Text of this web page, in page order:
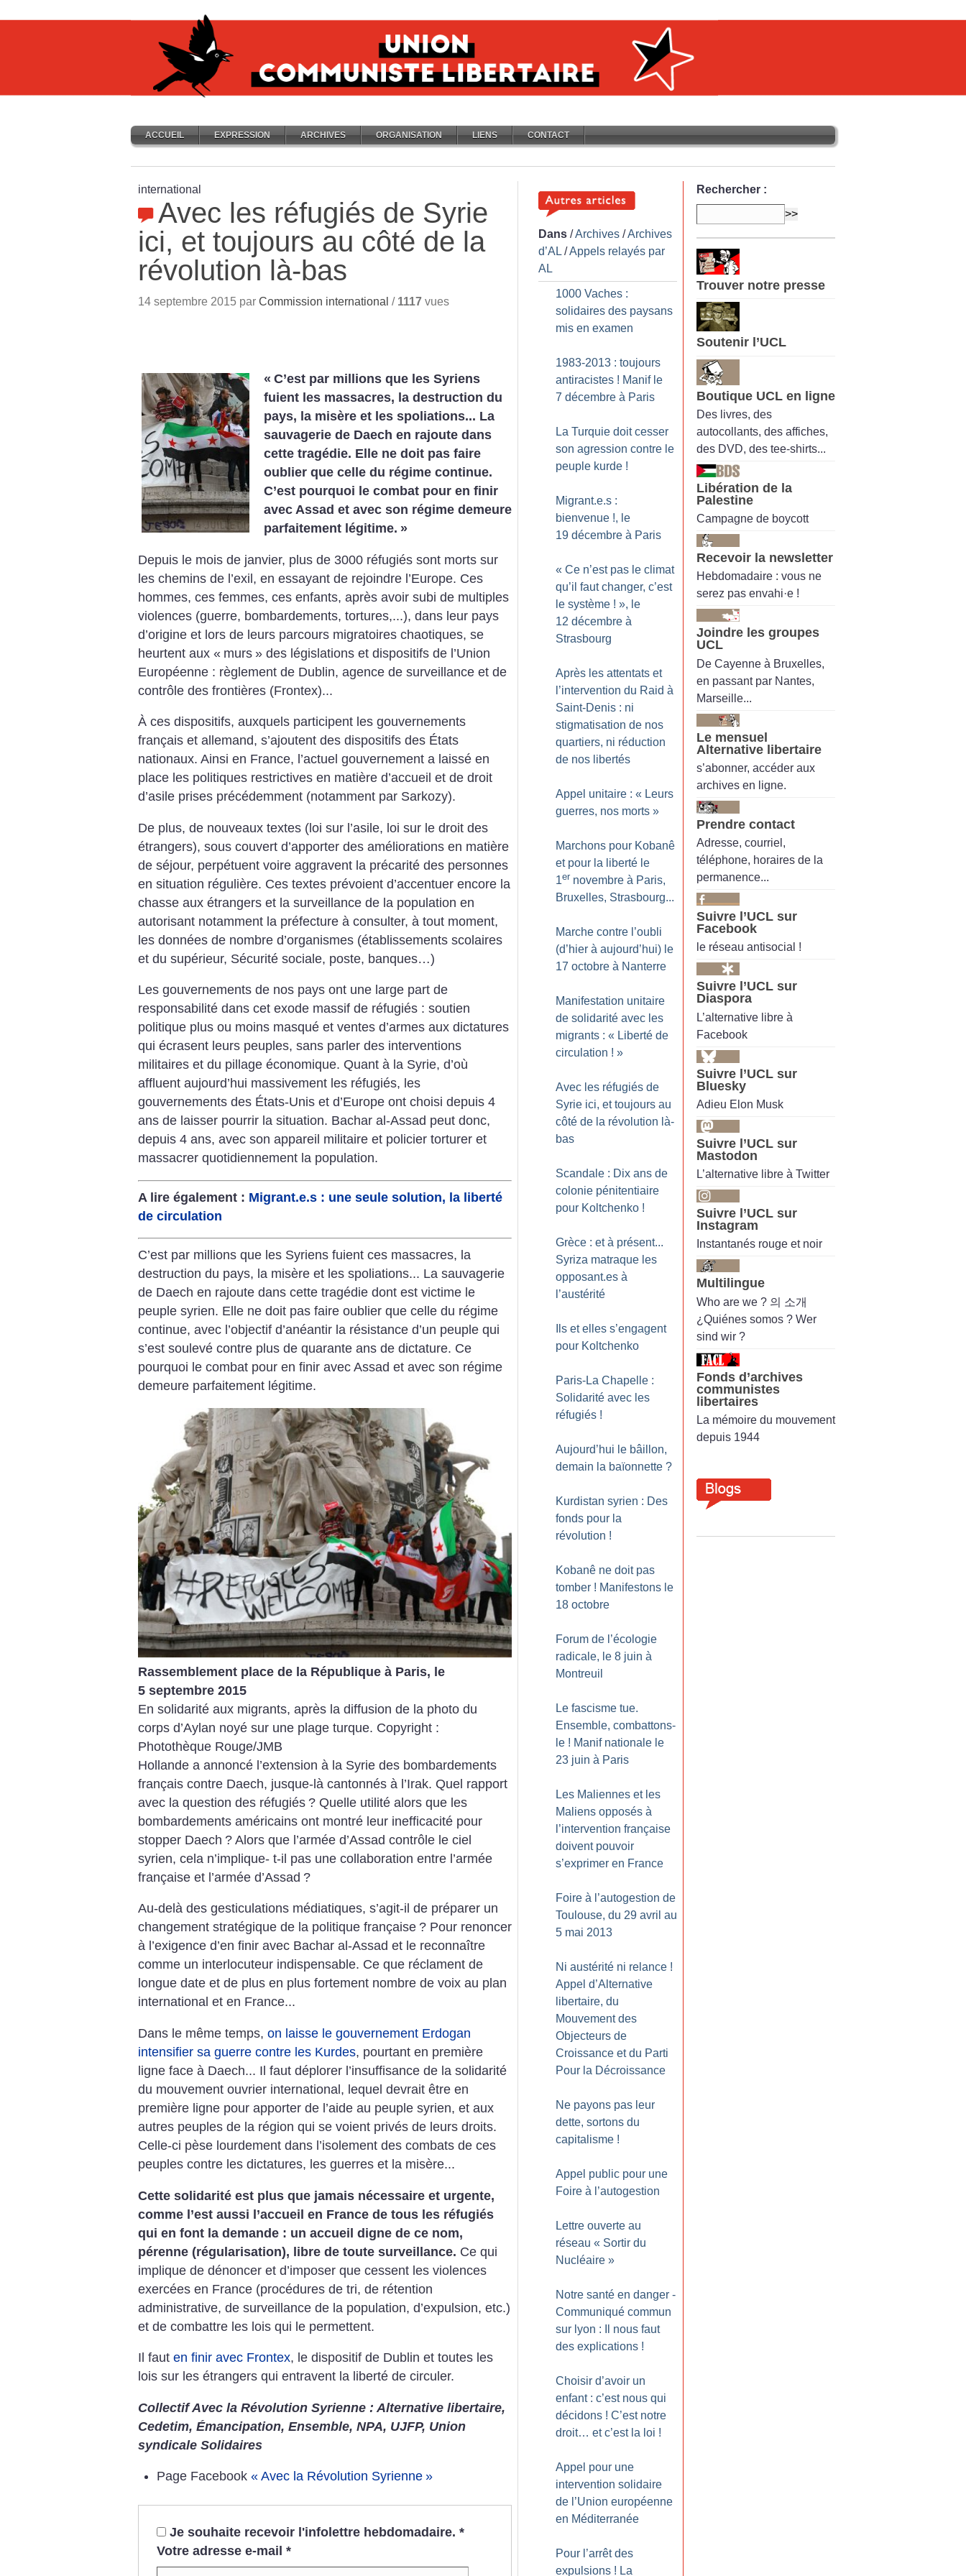
ACCUEIL EXPRESSION ARCHIVES ORGANISATION LIENS CONTACT
international
Avec les réfugiés de Syrie
ici, et toujours au côté de la
révolution là-bas
14 septembre 2015 par Commission international / 1117 vues
« C’est par millions que les Syriens
fuient les massacres, la destruction du
pays, la misère et les spoliations... La
sauvagerie de Daech en rajoute dans
cette tragédie. Elle ne doit pas faire
oublier que celle du régime continue.
C’est pourquoi le combat pour en finir
avec Assad et avec son régime demeure
parfaitement légitime. »
Depuis le mois de janvier, plus de 3000 réfugiés sont morts sur
les chemins de l’exil, en essayant de rejoindre l’Europe. Ces
hommes, ces femmes, ces enfants, après avoir subi de multiples
violences (guerre, bombardements, tortures,...), dans leur pays
d’origine et lors de leurs parcours migratoires chaotiques, se
heurtent aux « murs » des législations et dispositifs de l’Union
Européenne : règlement de Dublin, agence de surveillance et de
contrôle des frontières (Frontex)...
À ces dispositifs, auxquels participent les gouvernements
français et allemand, s’ajoutent des dispositifs des États
nationaux. Ainsi en France, l’actuel gouvernement a laissé en
place les politiques restrictives en matière d’accueil et de droit
d’asile prises précédemment (notamment par Sarkozy).
De plus, de nouveaux textes (loi sur l’asile, loi sur le droit des
étrangers), sous couvert d’apporter des améliorations en matière
de séjour, perpétuent voire aggravent la précarité des personnes
en situation régulière. Ces textes prévoient d’accentuer encore la
chasse aux étrangers et la surveillance de la population en
autorisant notamment la préfecture à consulter, à tout moment,
les données de nombre d’organismes (établissements scolaires
et du supérieur, Sécurité sociale, poste, banques…)
Les gouvernements de nos pays ont une large part de
responsabilité dans cet exode massif de réfugiés : soutien
politique plus ou moins masqué et ventes d’armes aux dictatures
qui écrasent leurs peuples, sans parler des interventions
militaires et du pillage économique. Quant à la Syrie, d’où
affluent aujourd’hui massivement les réfugiés, les
gouvernements des États-Unis et d’Europe ont choisi depuis 4
ans de laisser pourrir la situation. Bachar al-Assad peut donc,
depuis 4 ans, avec son appareil militaire et policier torturer et
massacrer quotidiennement la population.
A lire également : Migrant.e.s : une seule solution, la liberté
de circulation
C’est par millions que les Syriens fuient ces massacres, la
destruction du pays, la misère et les spoliations... La sauvagerie
de Daech en rajoute dans cette tragédie dont est victime le
peuple syrien. Elle ne doit pas faire oublier que celle du régime
continue, avec l’objectif d’anéantir la résistance d’un peuple qui
s’est soulevé contre plus de quarante ans de dictature. Ce
pourquoi le combat pour en finir avec Assad et avec son régime
demeure parfaitement légitime.
Rassemblement place de la République à Paris, le
5 septembre 2015
En solidarité aux migrants, après la diffusion de la photo du
corps d’Aylan noyé sur une plage turque. Copyright :
Photothèque Rouge/JMB
Hollande a annoncé l’extension à la Syrie des bombardements
français contre Daech, jusque-là cantonnés à l’Irak. Quel rapport
avec la question des réfugiés ? Quelle utilité alors que les
bombardements américains ont montré leur inefficacité pour
stopper Daech ? Alors que l’armée d’Assad contrôle le ciel
syrien, cela n’implique- t-il pas une collaboration entre l’armée
française et l’armée d’Assad ?
Au-delà des gesticulations médiatiques, s’agit-il de préparer un
changement stratégique de la politique française ? Pour renoncer
à l’exigence d’en finir avec Bachar al-Assad et le reconnaître
comme un interlocuteur indispensable. Ce que réclament de
longue date et de plus en plus fortement nombre de voix au plan
international et en France...
Dans le même temps, on laisse le gouvernement Erdogan
intensifier sa guerre contre les Kurdes, pourtant en première
ligne face à Daech... Il faut déplorer l’insuffisance de la solidarité
du mouvement ouvrier international, lequel devrait être en
première ligne pour apporter de l’aide au peuple syrien, et aux
autres peuples de la région qui se voient privés de leurs droits.
Celle-ci pèse lourdement dans l’isolement des combats de ces
peuples contre les dictatures, les guerres et la misère...
Cette solidarité est plus que jamais nécessaire et urgente,
comme l’est aussi l’accueil en France de tous les réfugiés
qui en font la demande : un accueil digne de ce nom,
pérenne (régularisation), libre de toute surveillance. Ce qui
implique de dénoncer et d’imposer que cessent les violences
exercées en France (procédures de tri, de rétention
administrative, de surveillance de la population, d’expulsion, etc.)
et de combattre les lois qui le permettent.
Il faut en finir avec Frontex, le dispositif de Dublin et toutes les
lois sur les étrangers qui entravent la liberté de circuler.
Collectif Avec la Révolution Syrienne : Alternative libertaire,
Cedetim, Émancipation, Ensemble, NPA, UJFP, Union
syndicale Solidaires
Page Facebook« Avec la Révolution Syrienne »
Je souhaite recevoir l'infolettre hebdomadaire. *
Votre adresse e-mail *
Dans /Archives /Archives
d’AL /Appels relayés par
AL
1000 Vaches :
solidaires des paysans
mis en examen
1983-2013 : toujours
antiracistes ! Manif le
7 décembre à Paris
La Turquie doit cesser
son agression contre le
peuple kurde !
Migrant.e.s :
bienvenue !, le
19 décembre à Paris
« Ce n’est pas le climat
qu’il faut changer, c’est
le système ! », le
12 décembre à
Strasbourg
Après les attentats et
l’intervention du Raid à
Saint-Denis : ni
stigmatisation de nos
quartiers, ni réduction
de nos libertés
Appel unitaire : « Leurs
guerres, nos morts »
Marchons pour Kobanê
et pour la liberté le
1er novembre à Paris,
Bruxelles, Strasbourg...
Marche contre l’oubli
(d’hier à aujourd’hui) le
17 octobre à Nanterre
Manifestation unitaire
de solidarité avec les
migrants : « Liberté de
circulation ! »
Avec les réfugiés de
Syrie ici, et toujours au
côté de la révolution là-
bas
Scandale : Dix ans de
colonie pénitentiaire
pour Koltchenko !
Grèce : et à présent...
Syriza matraque les
opposant.es à
l’austérité
Ils et elles s’engagent
pour Koltchenko
Paris-La Chapelle :
Solidarité avec les
réfugiés !
Aujourd’hui le bâillon,
demain la baïonnette ?
Kurdistan syrien : Des
fonds pour la
révolution !
Kobanê ne doit pas
tomber ! Manifestons le
18 octobre
Forum de l’écologie
radicale, le 8 juin à
Montreuil
Le fascisme tue.
Ensemble, combattons-
le ! Manif nationale le
23 juin à Paris
Les Maliennes et les
Maliens opposés à
l’intervention française
doivent pouvoir
s’exprimer en France
Foire à l’autogestion de
Toulouse, du 29 avril au
5 mai 2013
Ni austérité ni relance !
Appel d’Alternative
libertaire, du
Mouvement des
Objecteurs de
Croissance et du Parti
Pour la Décroissance
Ne payons pas leur
dette, sortons du
capitalisme !
Appel public pour une
Foire à l’autogestion
Lettre ouverte au
réseau « Sortir du
Nucléaire »
Notre santé en danger -
Communiqué commun
sur lyon : Il nous faut
des explications !
Choisir d’avoir un
enfant : c’est nous qui
décidons ! C’est notre
droit… et c’est la loi !
Appel pour une
intervention solidaire
de l’Union européenne
en Méditerranée
Pour l’arrêt des
expulsions ! La
Rechercher :
Trouver notre presse
Soutenir l’UCL
Boutique UCL en ligne
Des livres, des
autocollants, des affiches,
des DVD, des tee-shirts...
Libération de la
Palestine
Campagne de boycott
Recevoir la newsletter
Hebdomadaire : vous ne
serez pas envahi·e !
Joindre les groupes
UCL
De Cayenne à Bruxelles,
en passant par Nantes,
Marseille...
Le mensuel
Alternative libertaire
s’abonner, accéder aux
archives en ligne.
Prendre contact
Adresse, courriel,
téléphone, horaires de la
permanence...
Suivre l’UCL sur
Facebook
le réseau antisocial !
Suivre l’UCL sur
Diaspora
L’alternative libre à
Facebook
Suivre l’UCL sur
Bluesky
Adieu Elon Musk
Suivre l’UCL sur
Mastodon
L’alternative libre à Twitter
Suivre l’UCL sur
Instagram
Instantanés rouge et noir
Multilingue
Who are we ? 의 소개
¿Quiénes somos ? Wer
sind wir ?
Fonds d’archives
communistes
libertaires
La mémoire du mouvement
depuis 1944